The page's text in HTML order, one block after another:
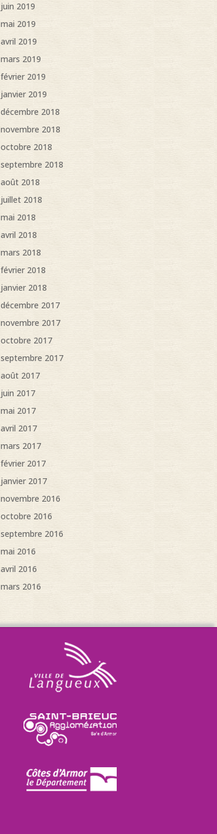
juin 2019
mai 2019
avril 2019
mars 2019
février 2019
janvier 2019
décembre 2018
novembre 2018
octobre 2018
septembre 2018
août 2018
juillet 2018
mai 2018
avril 2018
mars 2018
février 2018
janvier 2018
décembre 2017
novembre 2017
octobre 2017
septembre 2017
août 2017
juin 2017
mai 2017
avril 2017
mars 2017
février 2017
janvier 2017
novembre 2016
octobre 2016
septembre 2016
mai 2016
avril 2016
mars 2016